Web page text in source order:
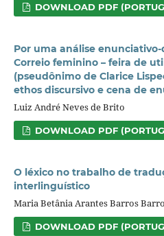
DOWNLOAD PDF
Por uma análise
Correio feminino – feira de
(pseudônimo de Clarice
ethos discursivo e cena de
Luiz André Neves de Brito
DOWNLOAD PDF
O léxico no trabalho de
interlinguístico
Maria Betânia Arantes Barros
DOWNLOAD PDF